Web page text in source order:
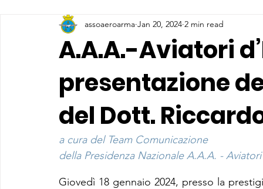
A.A.A.-Aviatori
presentazione
del Dott.
assoaeroarma Jan 20, 2024 2 min read
a cura del Team Comunicazione
della Presidenza Nazionale A.A.A. - Aviatori
Giovedì 18 gennaio 2024, presso la